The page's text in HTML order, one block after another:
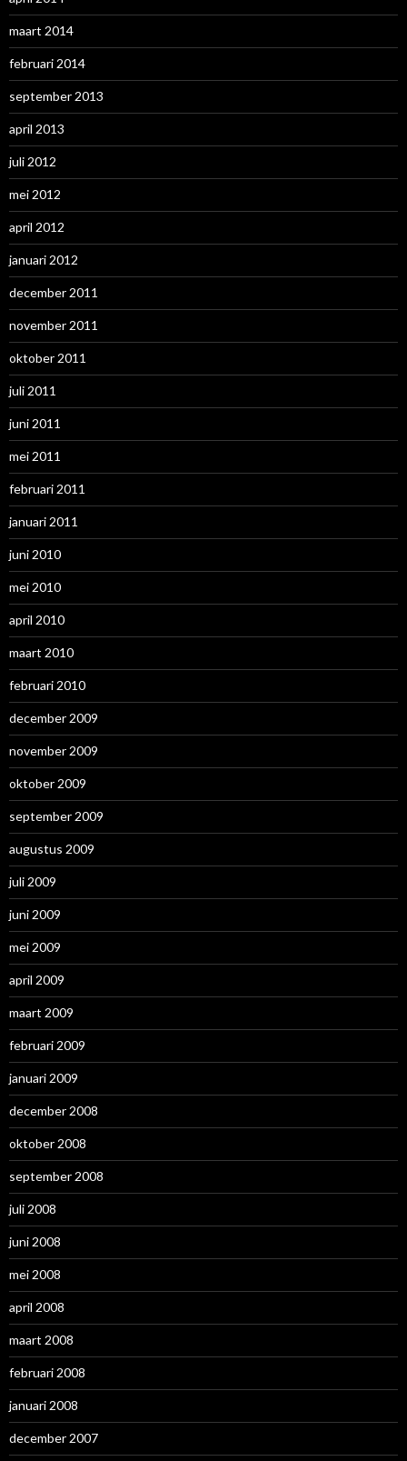
maart 2014
februari 2014
september 2013
april 2013
juli 2012
mei 2012
april 2012
januari 2012
december 2011
november 2011
oktober 2011
juli 2011
juni 2011
mei 2011
februari 2011
januari 2011
juni 2010
mei 2010
april 2010
maart 2010
februari 2010
december 2009
november 2009
oktober 2009
september 2009
augustus 2009
juli 2009
juni 2009
mei 2009
april 2009
maart 2009
februari 2009
januari 2009
december 2008
oktober 2008
september 2008
juli 2008
juni 2008
mei 2008
april 2008
maart 2008
februari 2008
januari 2008
december 2007